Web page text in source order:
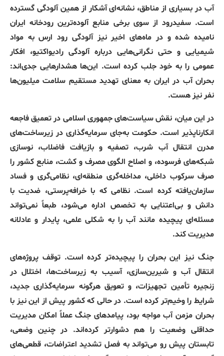
آب در بسیاری از مناطق، نشانه‌ای آشکار از همین آلودگی گسترده
است. سفیدرود از سوی برخی منابع آلوده‌ترین رودخانه ایران
نامیده شده و در ماه‌های اخیر نیز آلودگی رود ارس به مواد
شیمیایی و حتی نگرانی‌هایی درباره آلودگی رادیواکتیو، افکار
عمومی را به خود جلب کرده است. این‌ها هشدارهایی جدی‌اند:
بحران آب در ایران به معنای تهدید مستقیم سلامت میلیون‌ها
نفر نیز هست.
در این میان، نقش سیاست‌های جمهوری اسلامی در تعمیق فاجعه
انکارناپذیر است. حکومت به‌جای سرمایه‌گذاری در زیرساخت‌های
مدرن انتقال آب شرب، تصفیه و بازیافت فاضلاب، نوسازی
شبکه‌های فرسوده، و اصلاح الگوی مصرف و کشت، منابع کشور را
صرف سرکوب داخلی، مداخله‌گری منطقه‌ای، نظامی‌گری و فساد
سازمان‌یافته کرده است. نظامی که با خرافه‌پرستی، ضدیت با
دانش و بی‌اعتنایی به تخصص اداره می‌شود، طبعاً نمی‌تواند
مسئله‌ای پیچیده مانند آب را به شکلی علمی، پایدار و عادلانه
مدیریت کند.
جنگ نیز این بحران را پیچیده‌تر کرده است. توقف پروژه‌های
انتقال آب و شیرین‌سازی، آسیب به زیرساخت‌ها، اختلال در
زنجیره تأمین تجهیزات، و تعویق هرگونه سرمایه‌گذاری جدید،
شرایط را وخیم‌تر کرده است. در حالی که کشور پیش از این نیز با
بحران مزمن آب مواجه بود، پیامدهای جنگ عملاً امکان مدیریت
حداقلی وضعیت را هم دشوارتر کرده‌اند. در چنین وضعی،
تابستان پیش رو می‌تواند به فصل تشدید اعتراضات، قطعی‌های